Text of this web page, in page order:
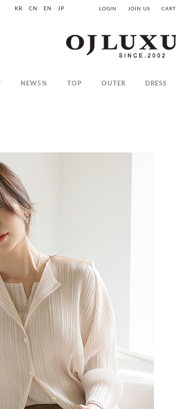
KR CN EN JP LOGIN JOIN US CART
NEW5% TOP OUTER DRESS